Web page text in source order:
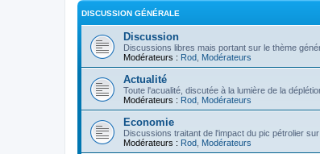
DISCUSSION GÉNÉRALE
Discussion
Discussions libres mais portant sur le thème
Modérateurs : Rod Modérateurs
Actualité
Toute l'acualité, discutée à la lumière de la
Modérateurs : Rod Modérateurs
Economie
Discussions traitant de l'impact du pic pétrolier sur
Modérateurs : Rod Modérateurs